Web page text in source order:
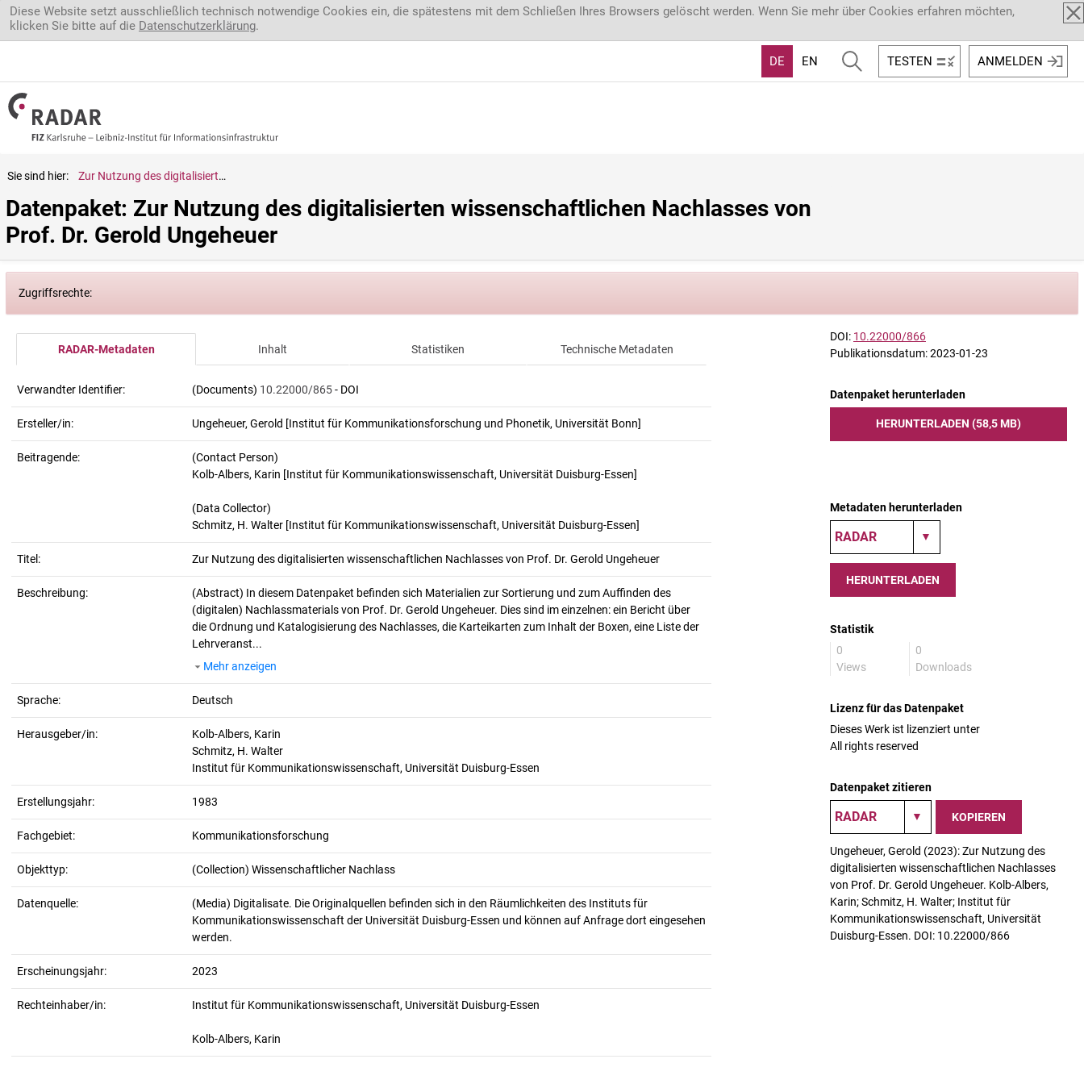
Direkt zum Inhalt
Diese Website setzt ausschließlich technisch notwendige Cookies ein, die spätestens mit dem Schließen Ihres Browsers gelöscht werden. Wenn Sie mehr über Cookies erfahren möchten,
klicken Sie bitte auf die Datenschutzerklärung.
DE EN TESTEN ANMELDEN
Sie sind hier: Zur Nutzung des digitalisierten wissenschaftlichen Nachlasses von Prof. Dr. Gerold Ungeheuer
Datenpaket: Zur Nutzung des digitalisierten wissenschaftlichen Nachlasses von
Prof. Dr. Gerold Ungeheuer
Zugriffsrechte:
RADAR-Metadaten Inhalt Statistiken Technische Metadaten
Verwandter Identifier: (Documents) 10.22000/865- DOI
Ersteller/in: Ungeheuer, Gerold [Institut für Kommunikationsforschung und Phonetik, Universität Bonn]
Beitragende:
(Contact Person)
Kolb-Albers, Karin [Institut für Kommunikationswissenschaft, Universität Duisburg-Essen]
(Data Collector)
Schmitz, H. Walter [Institut für Kommunikationswissenschaft, Universität Duisburg-Essen]
Titel: Zur Nutzung des digitalisierten wissenschaftlichen Nachlasses von Prof. Dr. Gerold Ungeheuer
Beschreibung: (Abstract) In diesem Datenpaket befinden sich Materialien zur Sortierung und zum Auffinden des
(digitalen) Nachlassmaterials von Prof. Dr. Gerold Ungeheuer. Dies sind im einzelnen: ein Bericht über
die Ordnung und Katalogisierung des Nachlasses, die Karteikarten zum Inhalt der Boxen, eine Liste der
Lehrveranst...
Mehr anzeigen
Sprache: Deutsch
Herausgeber/in:
Kolb-Albers, Karin
Schmitz, H. Walter
Institut für Kommunikationswissenschaft, Universität Duisburg-Essen
Erstellungsjahr: 1983
Fachgebiet: Kommunikationsforschung
Objekttyp: (Collection) Wissenschaftlicher Nachlass
Datenquelle:
(Media) Digitalisate. Die Originalquellen befinden sich in den Räumlichkeiten des Instituts für
Kommunikationswissenschaft der Universität Duisburg-Essen und können auf Anfrage dort eingesehen
werden.
Erscheinungsjahr: 2023
Rechteinhaber/in: Institut für Kommunikationswissenschaft, Universität Duisburg-Essen
Kolb-Albers, Karin
DOI: 10.22000/866
Publikationsdatum: 2023-01-23
Datenpaket herunterladen
HERUNTERLADEN (58,5 MB)
Metadaten herunterladen
HERUNTERLADEN
Statistik
0
Views
0
Downloads
Lizenz für das Datenpaket
Dieses Werk ist lizenziert unter
All rights reserved
Datenpaket zitieren
KOPIEREN
Ungeheuer, Gerold (2023): Zur Nutzung des
digitalisierten wissenschaftlichen Nachlasses
von Prof. Dr. Gerold Ungeheuer. Kolb-Albers,
Karin; Schmitz, H. Walter; Institut für
Kommunikationswissenschaft, Universität
Duisburg-Essen. DOI: 10.22000/866